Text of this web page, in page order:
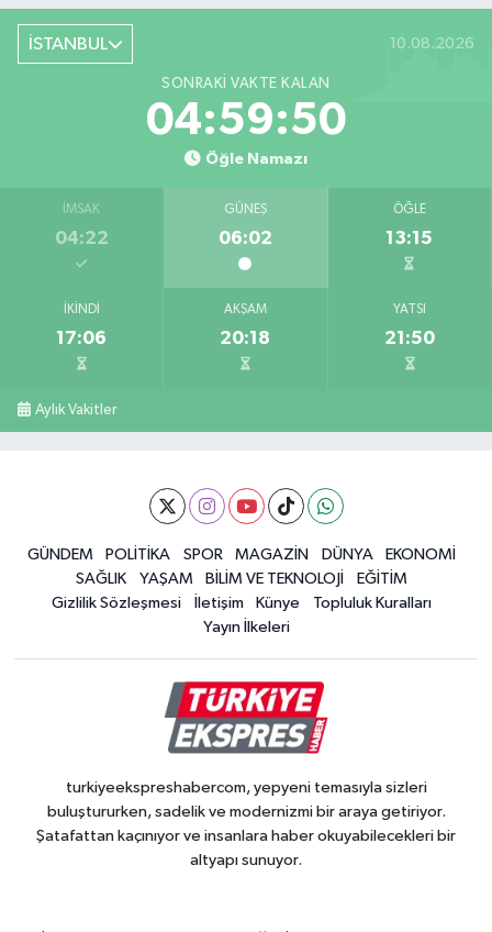
İSTANBUL 10.08.2026
SONRAKI VAKTE KALAN
04:59:49
Öğle Namazı
İMSAK
04:22
GÜNEŞ
06:02
ÖĞLE
13:15
İKINDI
17:06
AKŞAM
20:18
YATSI
21:50
Aylık Vakitler
GÜNDEM POLİTİKA SPOR MAGAZİN DÜNYA
EKONOMİ
SAĞLIK
YAŞAM BİLİM VE TEKNOLOJİ
EĞİTİM
Gizlilik Sözleşmesi
İletişim Künye
Topluluk Kuralları
Yayın İlkeleri
turkiyeekspreshabercom, yepyeni temasıyla sizleri
buluştururken, sadelik ve modernizmi bir araya getiriyor.
Şatafattan kaçınıyor ve insanlara haber okuyabilecekleri bir
altyapı sunuyor.